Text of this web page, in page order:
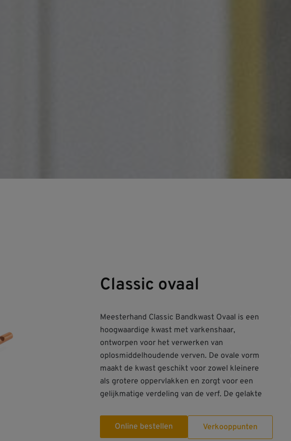
Classic ovaal
Meesterhand Classic Bandkwast Ovaal is een
hoogwaardige kwast met varkenshaar,
ontworpen voor het verwerken van
oplosmiddelhoudende verven. De ovale vorm
maakt de kwast geschikt voor zowel kleinere
als grotere oppervlakken en zorgt voor een
gelijkmatige verdeling van de verf. De gelakte
steel ligt prettig in de hand en de roestvrije
RVS bus draagt bij aan een lange levensduur.
Geschikt voor aflak en primer op hout, metaal
Online bestellen Verkooppunten